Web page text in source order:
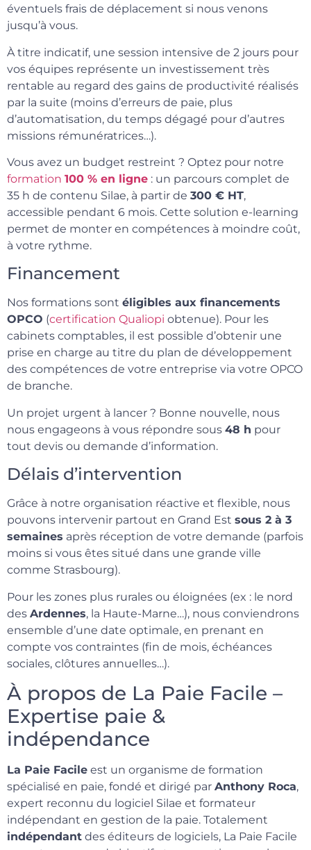
éventuels frais de déplacement si nous venons
jusqu’à vous.
À titre indicatif, une session intensive de 2 jours pour
vos équipes représente un investissement très
rentable au regard des gains de productivité réalisés
par la suite (moins d’erreurs de paie, plus
d’automatisation, du temps dégagé pour d’autres
missions rémunératrices…).
Vous avez un budget restreint ? Optez pour notre
formation 100 % en ligne : un parcours complet de
35 h de contenu Silae, à partir de 300 € HT,
accessible pendant 6 mois. Cette solution e-learning
permet de monter en compétences à moindre coût,
à votre rythme.
Financement
Nos formations sont éligibles aux financements
OPCO (certification Qualiopi obtenue). Pour les
cabinets comptables, il est possible d’obtenir une
prise en charge au titre du plan de développement
des compétences de votre entreprise via votre OPCO
de branche.
Un projet urgent à lancer ? Bonne nouvelle, nous
nous engageons à vous répondre sous 48 h pour
tout devis ou demande d’information.
Délais d’intervention
Grâce à notre organisation réactive et flexible, nous
pouvons intervenir partout en Grand Est sous 2 à 3
semaines après réception de votre demande (parfois
moins si vous êtes situé dans une grande ville
comme Strasbourg).
Pour les zones plus rurales ou éloignées (ex : le nord
des Ardennes, la Haute-Marne…), nous conviendrons
ensemble d’une date optimale, en prenant en
compte vos contraintes (fin de mois, échéances
sociales, clôtures annuelles…).
À propos de La Paie Facile –
Expertise paie &
indépendance
La Paie Facile est un organisme de formation
spécialisé en paie, fondé et dirigé par Anthony Roca,
expert reconnu du logiciel Silae et formateur
indépendant en gestion de la paie. Totalement
indépendant des éditeurs de logiciels, La Paie Facile